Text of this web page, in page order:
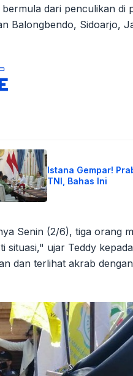
dari penculikan di
Balongbendo, Sidoarjo,
Istana Gempar!
TNI, Bahas Ini
Senin (2/6), tiga orang
ujar Teddy
dan terlihat akrab